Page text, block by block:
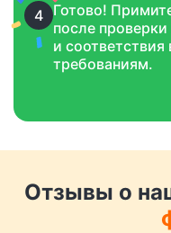
4 Готово!
после проверки
и соответствия
требованиям.
Отзывы о